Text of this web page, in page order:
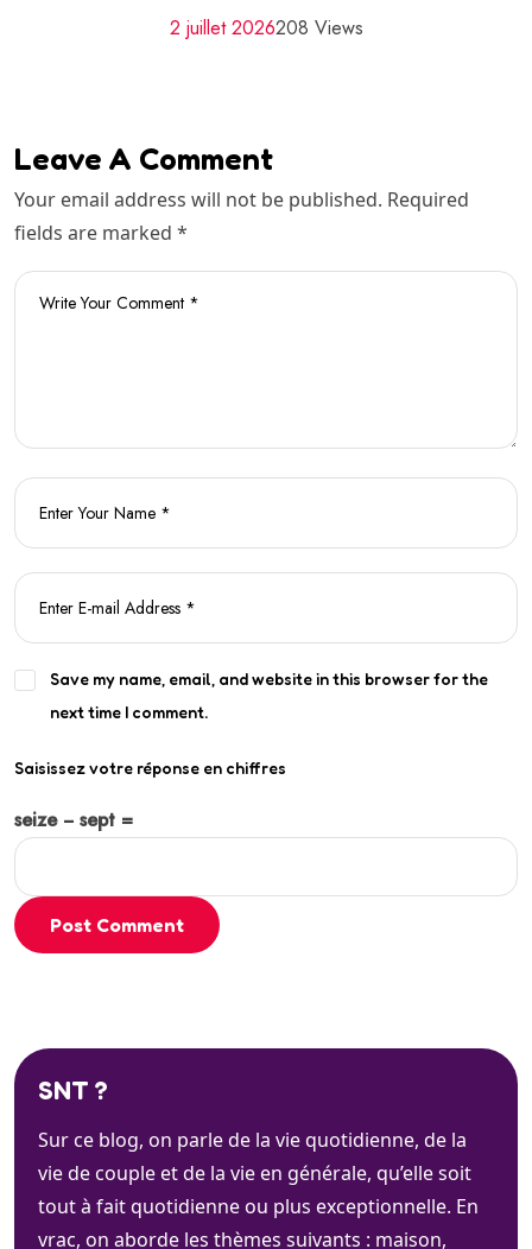
2 juillet 2026208 Views
Leave A Comment
Your email address will not be published. Required
fields are marked *
Save my name, email, and website in this browser for the
next time I comment.
Saisissez votre réponse en chiffres
seize − sept =
Post Comment
SNT ?
Sur ce blog, on parle de la vie quotidienne, de la
vie de couple et de la vie en générale, qu’elle soit
tout à fait quotidienne ou plus exceptionnelle. En
vrac, on aborde les thèmes suivants : maison,